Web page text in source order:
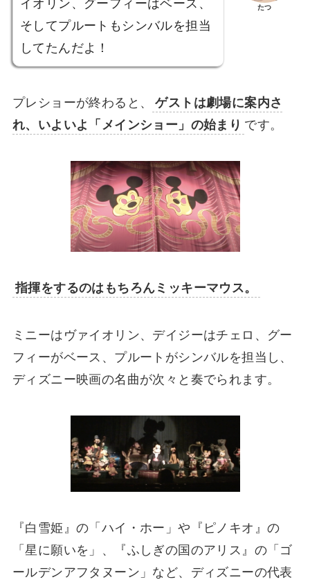
イオリン、グーフィーはベース、
そしてプルートもシンバルを担当
してたんだよ！
たつ
プレショーが終わると、
ゲストは劇場に案内さ
れ、いよいよ「メインショー」の始まり です。
指揮をするのはもちろんミッキーマウス。
ミニーはヴァイオリン、デイジーはチェロ、グー
フィーがベース、プルートがシンバルを担当し、
ディズニー映画の名曲が次々と奏でられます。
『白雪姫』の「ハイ・ホー」や『ピノキオ』の
「星に願いを」、『ふしぎの国のアリス』の「ゴ
ールデンアフタヌーン」など、ディズニーの代表